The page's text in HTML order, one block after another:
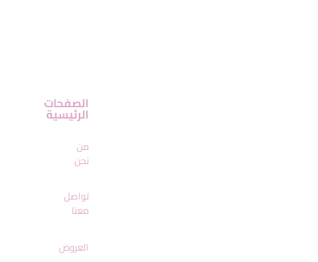
الصفحات
الرئيسية
من
نحن
تواصل
معنا
العروض